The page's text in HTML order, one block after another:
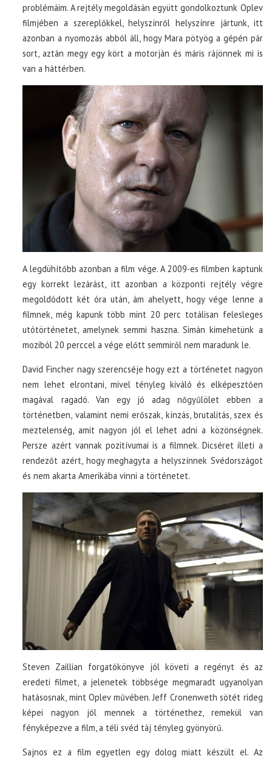
problémáim. A rejtély megoldásán együtt gondolkoztunk Oplev
filmjében a szereplőkkel, helyszínről helyszínre jártunk, itt
azonban a nyomozás abból áll, hogy Mara pötyög a gépén pár
sort, aztán megy egy kört a motorján és máris rájönnek mi is
van a háttérben.
A legdühítőbb azonban a film vége. A 2009-es filmben kaptunk
egy korrekt lezárást, itt azonban a központi rejtély végre
megoldódott két óra után, ám ahelyett, hogy vége lenne a
filmnek, még kapunk több mint 20 perc totálisan felesleges
utótörténetet, amelynek semmi haszna. Simán kimehetünk a
moziból 20 perccel a vége előtt semmiről nem maradunk le.
David Fincher nagy szerencséje hogy ezt a történetet nagyon
nem lehet elrontani, mivel tényleg kiváló és elképesztően
magával ragadó. Van egy jó adag nőgyűlölet ebben a
történetben, valamint nemi erőszak, kínzás, brutalitás, szex és
meztelenség, amit nagyon jól el lehet adni a közönségnek.
Persze azért vannak pozitívumai is a filmnek. Dicséret illeti a
rendezőt azért, hogy meghagyta a helyszínnek Svédországot
és nem akarta Amerikába vinni a történetet.
Steven Zaillian forgatókönyve jól követi a regényt és az
eredeti filmet, a jelenetek többsége megmaradt ugyanolyan
hatásosnak, mint Oplev művében. Jeff Cronenweth sötét rideg
képei nagyon jól mennek a történethez, remekül van
fényképezve a film, a téli svéd táj tényleg gyönyörű.
Sajnos ez a film egyetlen egy dolog miatt készült el. Az